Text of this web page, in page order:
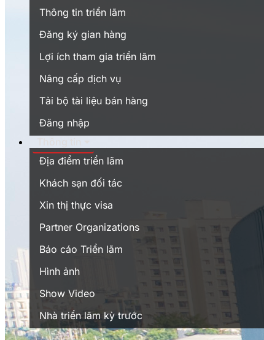
Thông tin triển lãm
Đăng ký gian hàng
Lợi ích tham gia triển lãm
Nâng cấp dịch vụ
Tải bộ tài liệu bán hàng
Đăng nhập
Địa điểm triển lãm
Khách sạn đối tác
Xin thị thực visa
Partner Organizations
Báo cáo Triển lãm
Hình ảnh
Show Video
Nhà triển lãm kỳ trước